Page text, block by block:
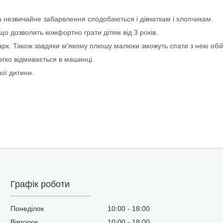
забарвлення сподобаються і дівчаткам і хлопчикам.
комфортно грати дітям від 3 років.
Також завдяки м'якому плюшу малюки зможуть спати з нею
відмивається в машинці.
дитини.
Графік роботи
Понеділок 10:00
18:00